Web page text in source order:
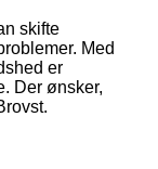
skifte
Med
er
Der ønsker,